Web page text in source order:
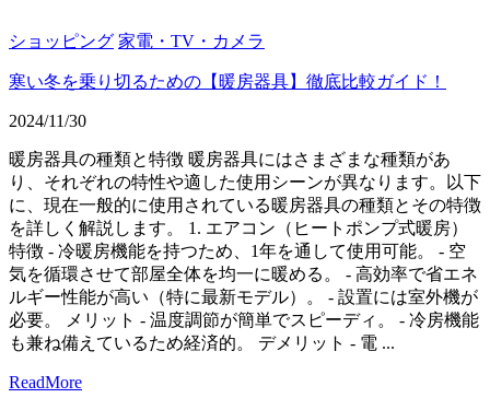
ショッピング 家電・TV・カメラ
寒い冬を乗り切るための【暖房器具】徹底比較ガイド！
2024/11/30
暖房器具の種類と特徴 暖房器具にはさまざまな種類があ
り、それぞれの特性や適した使用シーンが異なります。以下
に、現在一般的に使用されている暖房器具の種類とその特徴
を詳しく解説します。 1. エアコン（ヒートポンプ式暖房）
特徴 - 冷暖房機能を持つため、1年を通して使用可能。 - 空
気を循環させて部屋全体を均一に暖める。 - 高効率で省エネ
ルギー性能が高い（特に最新モデル）。 - 設置には室外機が
必要。 メリット - 温度調節が簡単でスピーディ。 - 冷房機能
も兼ね備えているため経済的。 デメリット - 電 ...
ReadMore